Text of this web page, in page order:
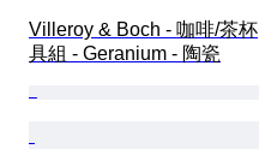
Villeroy & Boch - 咖啡/茶杯
具組 - Geranium - 陶瓷